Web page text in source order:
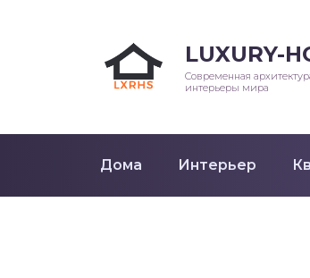
LUXURY-
Современная
интерьеры мира
Дома Интерьер